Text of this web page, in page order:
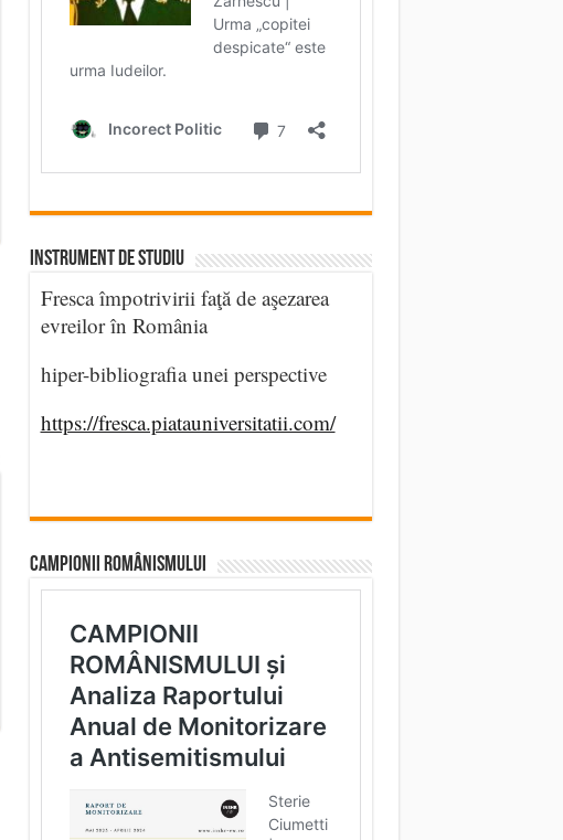
INSTRUMENT DE STUDIU
Fresca împotrivirii faţă de aşezarea
evreilor în România
hiper-bibliografia unei perspective
https://fresca.piatauniversitatii.com/
CAMPIONII ROMÂNISMULUI